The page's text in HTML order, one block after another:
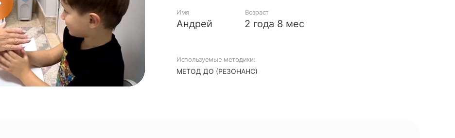
Используемые методики:
МЕТОД ДО (РЕЗОНАНС)
Имя
Андрей
Возраст
2 года 8 мес